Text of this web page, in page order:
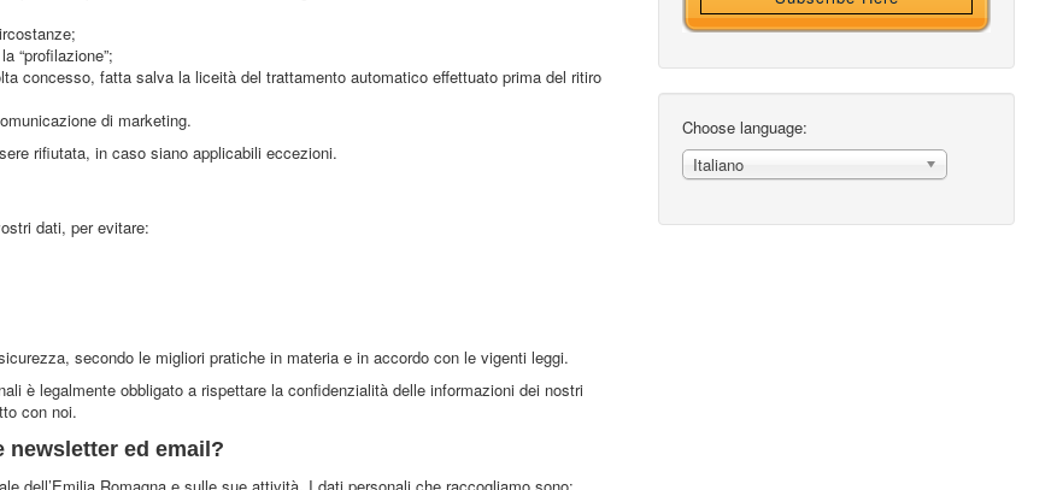
“profilazione”;
concesso, fatta salva la liceità del trattamento automatico effettuato prima del ritiro
di marketing.
rifiutata, in caso siano applicabili eccezioni.
dati, per evitare:
secondo le migliori pratiche in materia e in accordo con le vigenti leggi.
è legalmente obbligato a rispettare la confidenzialità delle informazioni dei nostri
con noi.
ed email?
Choose language:
Italiano